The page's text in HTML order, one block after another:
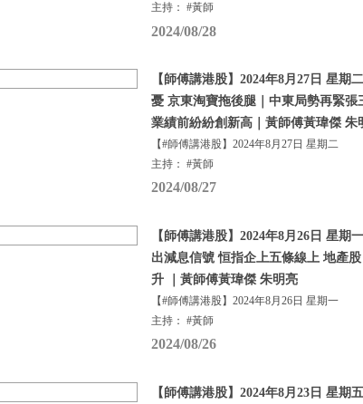
主持： #黃師
2024/08/28
【師傅講港股】2024年8月27日 星期
憂 京東淘寶拖後腿｜中東局勢再緊張
業績前紛紛創新高｜黃師傅黃瑋傑 朱
【#師傅講港股】2024年8月27日 星期二
主持： #黃師
2024/08/27
【師傅講港股】2024年8月26日 星期
出減息信號 恒指企上五條線上 地產
升 ｜黃師傅黃瑋傑 朱明亮
【#師傅講港股】2024年8月26日 星期一
主持： #黃師
2024/08/26
【師傅講港股】2024年8月23日 星期